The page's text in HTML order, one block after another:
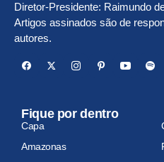
Diretor-Presidente: Raimundo
Artigos assinados são de
autores.
Fique por dentro
Capa
Amazonas